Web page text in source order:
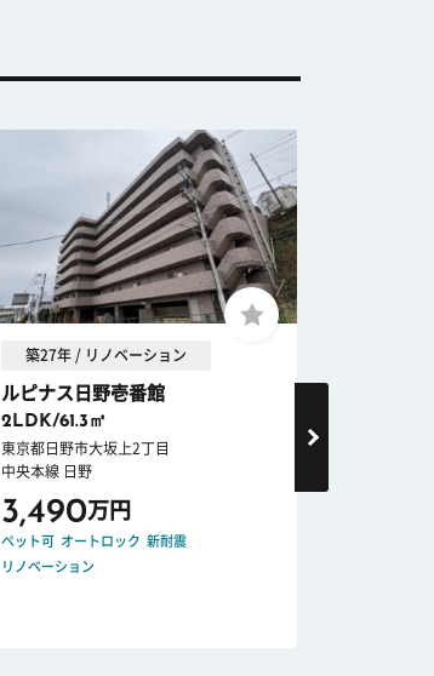
築27年 / リノベーション
ルピナス日野壱番館
2LDK/61.3㎡
東京都日野市大坂上2丁目
中央本線 日野
3,490万円
ペット可 オートロック 新耐震
リノベーション